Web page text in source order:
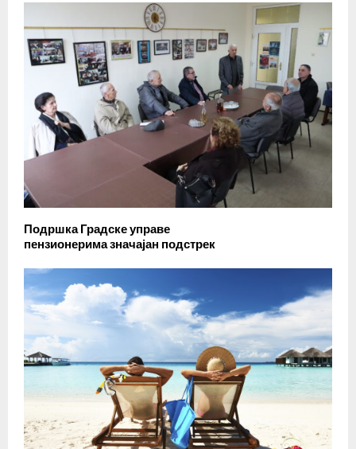
Подршка Градске управе
пензионерима значајан подстрек